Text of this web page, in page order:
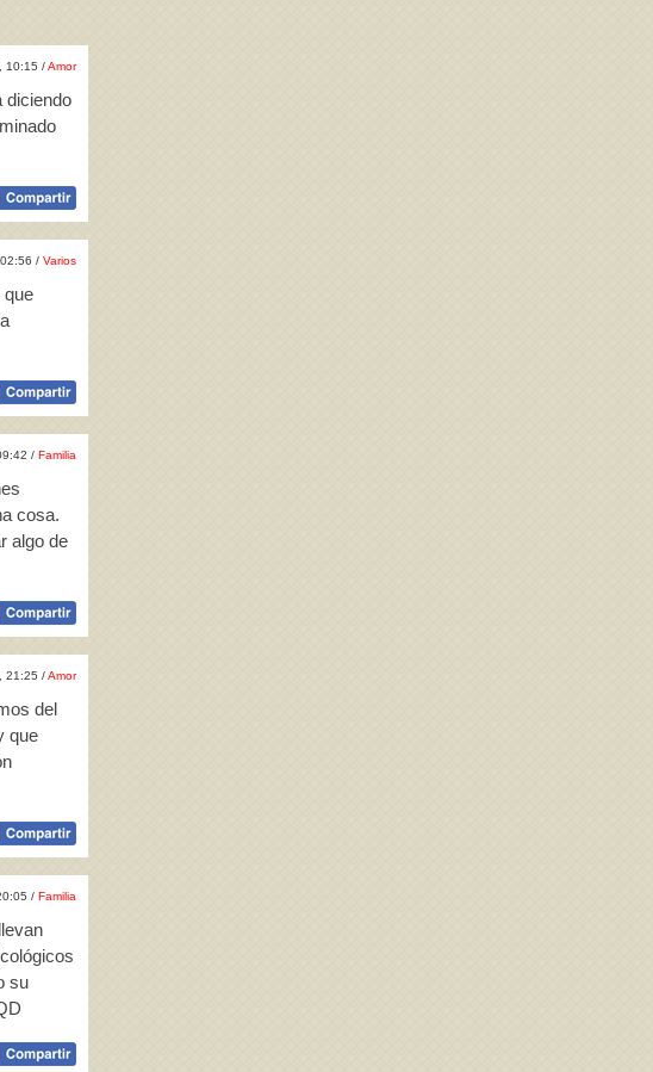
10:15 /Amor
diciendo
/ Varios
que
/ Familia
cosa.
algo de
21:25 /Amor
del
que
/ Familia
su